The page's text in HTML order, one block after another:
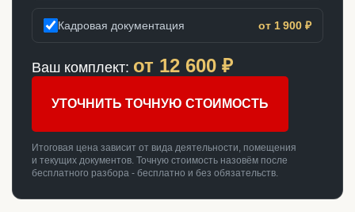
Кадровая документация от 1 900 ₽
Ваш комплект: от 12 600 ₽
УТОЧНИТЬ ТОЧНУЮ СТОИМОСТЬ
Итоговая цена зависит от вида деятельности, помещения
и текущих документов. Точную стоимость назовём после
бесплатного разбора - бесплатно и без обязательств.